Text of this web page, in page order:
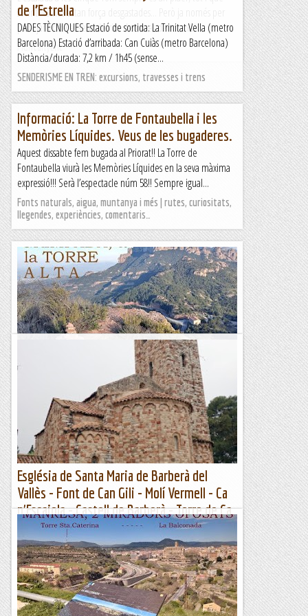
sovint les vies estan força desgastades... Però ja només per
passejar entre el seu laberint de torres de roca val...
Muntanyenc
de l’Estrella
DADES TÈCNIQUES Estació de sortida: La Trinitat Vella (metro
Barcelona) Estació d’arribada: Can Cuiàs (metro Barcelona)
Distància/durada: 7,2 km / 1h45 (sense...
SENDERISME EN TREN: excursions, travesses i trens
Informació: La Torre de Fontaubella i les
Memòries Líquides. Veus de les bugaderes.
Aquest dissabte fem bugada al Priorat!! La Torre de
Fontaubella viurà les Memòries Líquides en la seva màxima
expressió!!! Serà l’espectacle núm 58!! Sempre igual...
Fonts naturals, aigua, muntanya i més | rutes, curiositats,
llegendes, experiències, comentaris…
GRIMPADA a LA TORRE ALTA
&nb...
Kimisades
Església de Santa Maria de Barberà del
Vallès - Font de Can Gili - Molí Vermell - Ca
n'Escaiola - Castell de Barberà - Torre de Ca
n'Altimira - Barberà del Vallès (161 m)
Divendres 30 d’abril de 2021Hora de sortida: Vuit del matí.
Ubicació: Comarca del Vallès Occidental. Temps aproximat: 3
h 30 min (10,4 km) Desnivell: 205...
Maifemcim.cat